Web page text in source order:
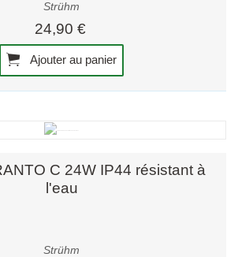
Strühm
24,90 €
Ajouter au panier
C 24W IP44 résistant à
l'eau
Strühm